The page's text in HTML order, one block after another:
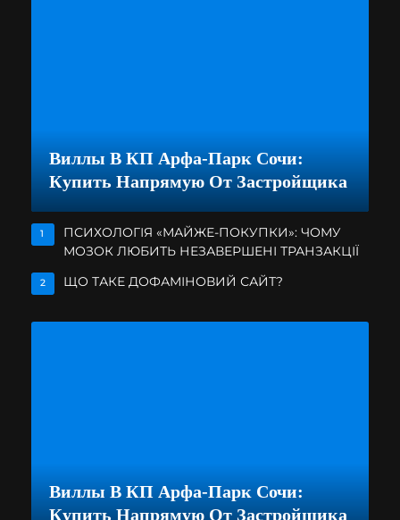
Виллы В КП Арфа-Парк Сочи:
Купить Напрямую От Застройщика
1
ПСИХОЛОГІЯ «МАЙЖЕ-ПОКУПКИ»: ЧОМУ
МОЗОК ЛЮБИТЬ НЕЗАВЕРШЕНІ ТРАНЗАКЦІЇ
2 ЩО ТАКЕ ДОФАМІНОВИЙ САЙТ?
Виллы В КП Арфа-Парк Сочи:
Купить Напрямую От Застройщика